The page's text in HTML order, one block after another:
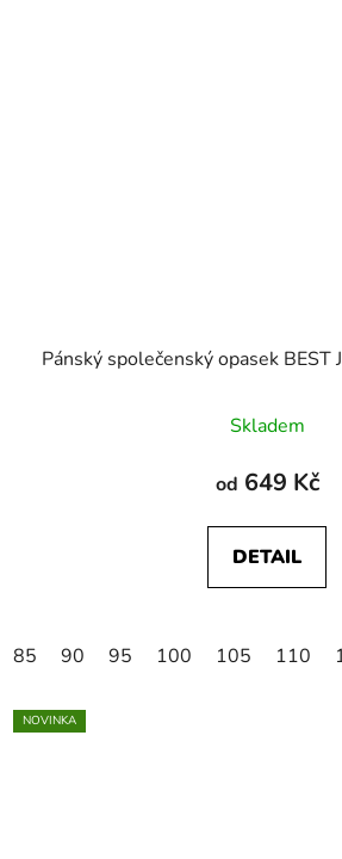
Pánský společenský opasek
Skladem
od 649 Kč
DETAIL
85 90 95 100 105 110
NOVINKA